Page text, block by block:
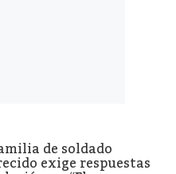
de soldado
exige respuestas